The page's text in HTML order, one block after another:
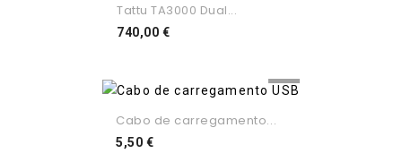
Tattu TA3000 Dual...
740,00 €Preço
Cabo de carregamento...
5,50 €Preço